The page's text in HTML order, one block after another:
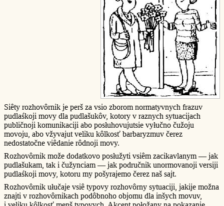
Siêty rozhovôrnik je perš za vsio zborom normatyvnych frazuv
pudlaśkoji movy dla pudlašukôv, kotory v raznych sytuacijach
publičnoji komunikaciji abo posłuhovujutsie vyłučno čužoju
movoju, abo vžyvajut veliku kôlkosť barbaryzmuv čerez
nedostatočne viêdanie rôdnoji movy.
Rozhovôrnik može dodatkovo posłužyti vsiêm zacikavlanym — jak
pudlašukam, tak i čužynciam — jak područnik unormovanoji versiji
pudlaśkoji movy, kotoru my pošyrajemo čerez naš sajt.
Rozhovôrnik ułučaje vsiê typovy rozhovôrny sytuaciji, jakije možna
znajti v rozhovôrnikach podôbnoho objomu dla inšych movuv,